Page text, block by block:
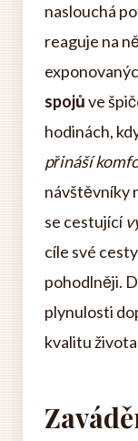
naslouchá
reaguje na
spojůve
hodinách,
přináší
návštěvníky
se cestující
cíle své
pohodlněji.
plynulosti
kvalitu